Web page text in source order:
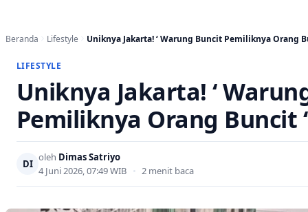
Beranda Lifestyle Uniknya Jakarta! ‘ Warung Buncit Pemiliknya Orang
LIFESTYLE
Uniknya Jakarta! ‘
Pemiliknya Orang Buncit ‘
DI
oleh Dimas Satriyo
4 Juni 2026, 07:49 WIB • 2 menit baca